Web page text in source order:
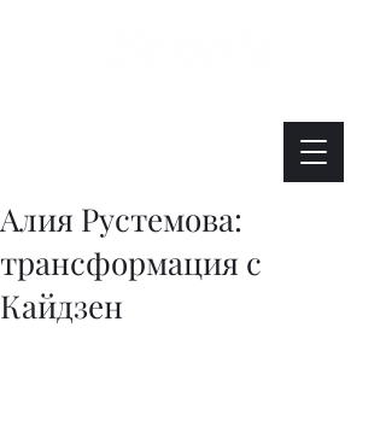
Алия Рустемова:
трансформация с
Кайдзен